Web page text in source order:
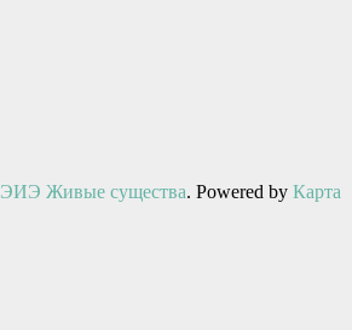
ЭИЭ Живые существа. Powered by Карта